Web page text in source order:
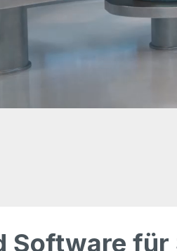
Software für